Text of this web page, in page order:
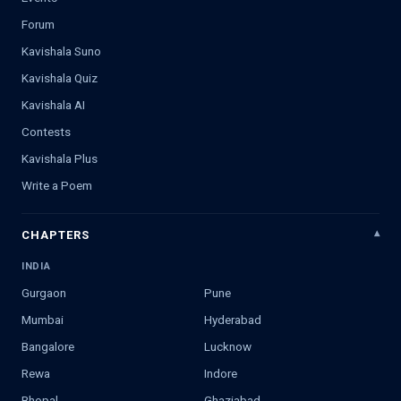
Forum
Kavishala Suno
Kavishala Quiz
Kavishala AI
Contests
Kavishala Plus
Write a Poem
CHAPTERS
INDIA
Gurgaon
Pune
Mumbai
Hyderabad
Bangalore
Lucknow
Rewa
Indore